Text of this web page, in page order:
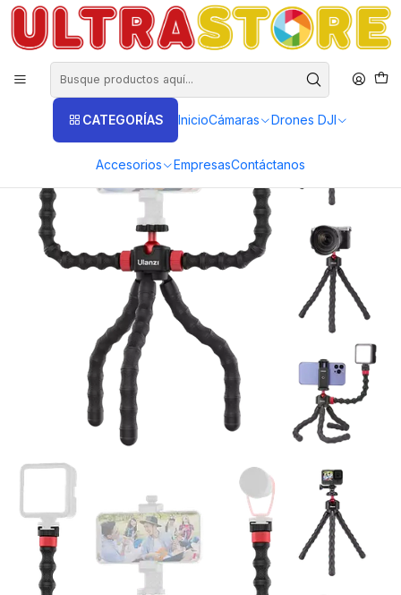
CATEGORÍAS InicioCámaras Drones DJI
Accesorios EmpresasContáctanos
DISTRIBUIDORES EXCLUSIVOS INSTA360, GOPRO, DJI
Inicio Fotografía y Video Tripodes Básicos
Trípode flexible Pulpo Ulanzi MT 52 para Insta360 Gopro Cámaras